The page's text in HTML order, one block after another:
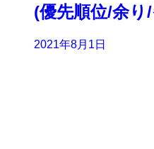
(優先順位/余
2021年8月1日